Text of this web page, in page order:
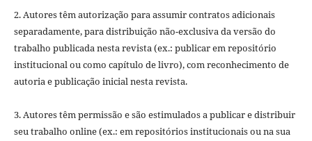
2. Autores têm autorização para assumir contratos adicionais
separadamente, para distribuição não-exclusiva da versão do
trabalho publicada nesta revista (ex.: publicar em repositório
institucional ou como capítulo de livro), com reconhecimento de
autoria e publicação inicial nesta revista.
3. Autores têm permissão e são estimulados a publicar e distribuir
seu trabalho online (ex.: em repositórios institucionais ou na sua